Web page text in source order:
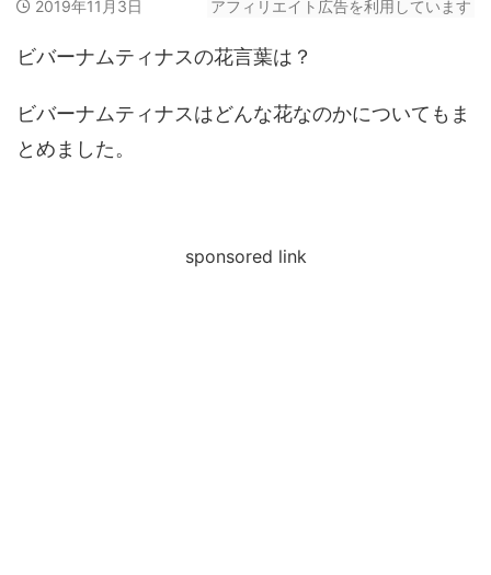
2019年11月3日 アフィリエイト広告を利用しています
ビバーナムティナスの花言葉は？
ビバーナムティナスはどんな花なのかについてもま
とめました。
sponsored link